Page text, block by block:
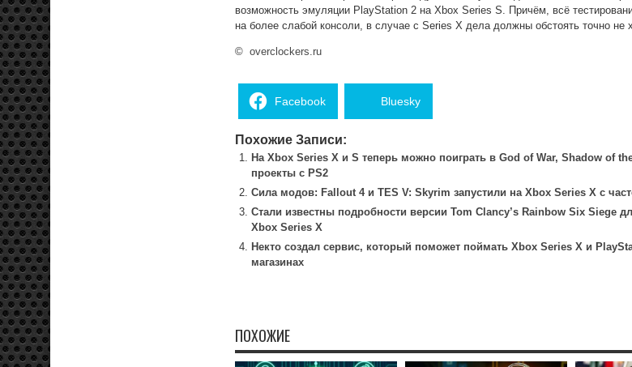
возможность эмуляции PlayStation 2 на Xbox Series S. Причём, всё
на более слабой консоли, в случае с Series X дела должны обстоять точно не
© overclockers.ru
Facebook Bluesky
Похожие Записи:
На Xbox Series X и S теперь можно поиграть в God of War, Shadow of
проекты с PS2
Сила модов: Fallout 4 и TES V: Skyrim запустили на Xbox Series X с
Стали известны подробности версии Tom Clancy’s Rainbow Six Siege
Xbox Series X
Некто создал сервис, который поможет поймать Xbox Series X и
магазинах
ПОХОЖИЕ